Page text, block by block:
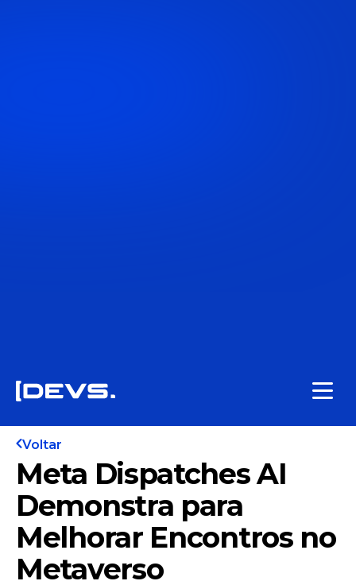
Voltar
Meta Dispatches AI
Demonstra para
Melhorar Encontros no
Metaverso